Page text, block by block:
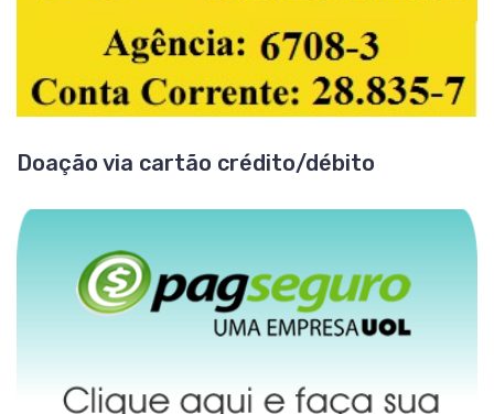
Doação via cartão crédito/débito